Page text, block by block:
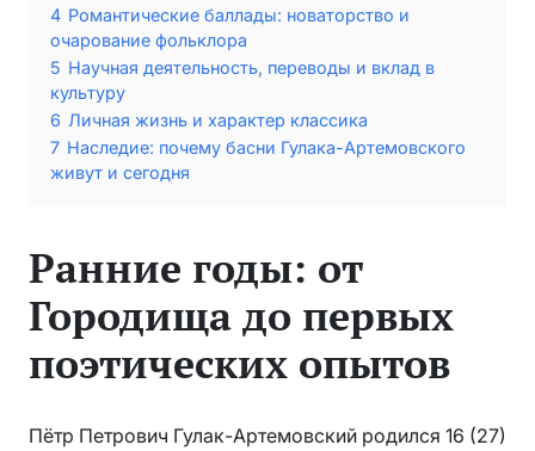
4 Романтические баллады: новаторство и
очарование фольклора
5 Научная деятельность, переводы и вклад в
культуру
6 Личная жизнь и характер классика
7 Наследие: почему басни Гулака-Артемовского
живут и сегодня
Ранние годы: от
Городища до первых
поэтических опытов
Пётр Петрович Гулак-Артемовский родился 16 (27)